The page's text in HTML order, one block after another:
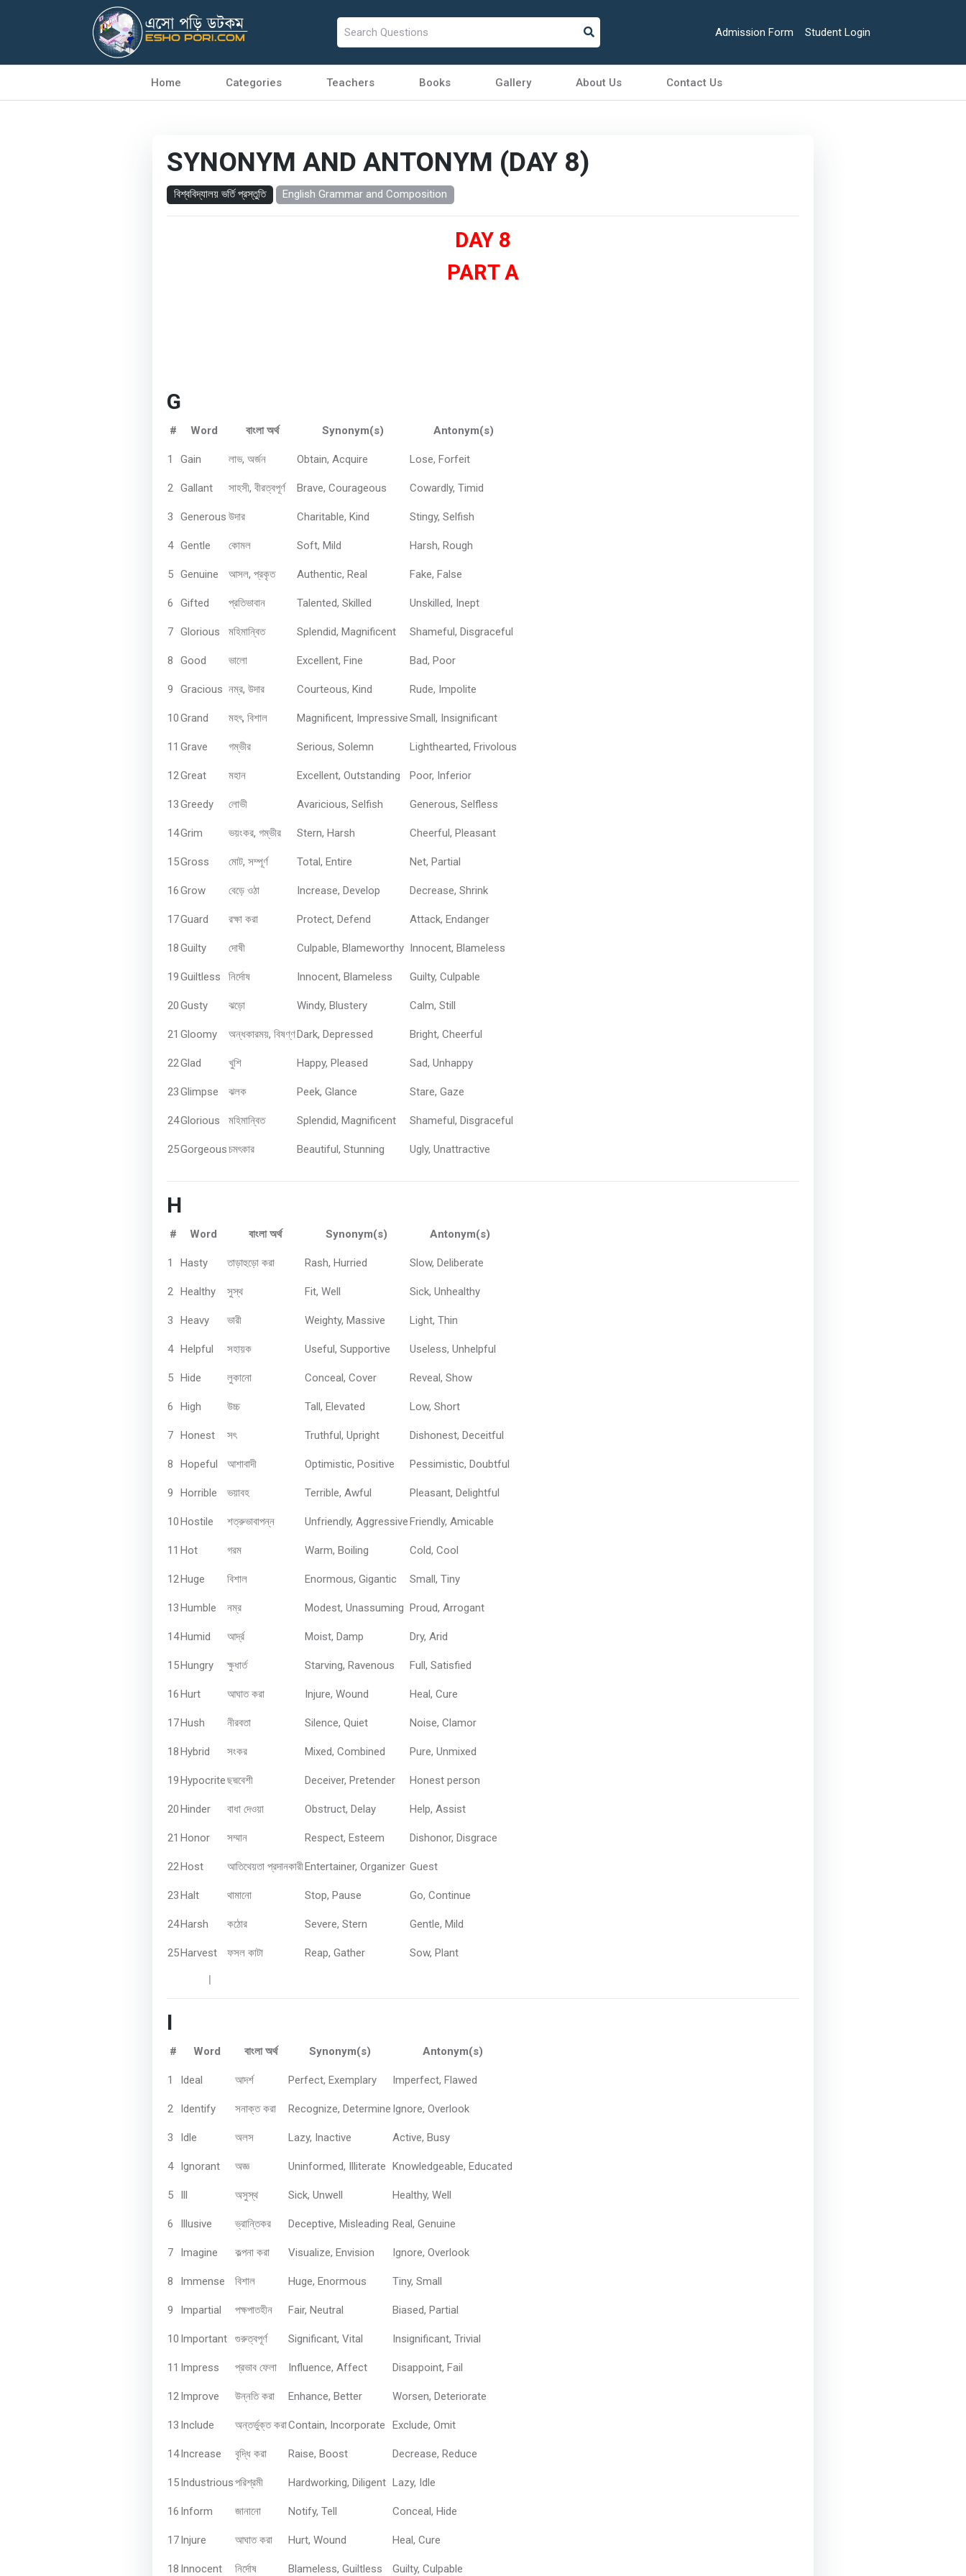
Admission Form Student Login
Home Categories Teachers Books Gallery About Us Contact Us
SYNONYM AND ANTONYM (DAY 8)
বিশ্ববিদ্যালয় ভর্তি প্রস্তুতি English Grammar and Composition
DAY 8
PART A
G
# Word বাংলা অর্থ Synonym(s) Antonym(s)
1 Gain লাভ, অর্জন Obtain, Acquire Lose, Forfeit
2 Gallant সাহসী, বীরত্বপূর্ণ Brave, Courageous Cowardly, Timid
3 Generous উদার Charitable, Kind Stingy, Selfish
4 Gentle কোমল Soft, Mild Harsh, Rough
5 Genuine আসল, প্রকৃত Authentic, Real Fake, False
6 Gifted প্রতিভাবান Talented, Skilled Unskilled, Inept
7 Glorious মহিমান্বিত Splendid, Magnificent Shameful, Disgraceful
8 Good ভালো Excellent, Fine Bad, Poor
9 Gracious নম্র, উদার Courteous, Kind Rude, Impolite
10Grand মহৎ, বিশাল Magnificent, ImpressiveSmall, Insignificant
11 Grave গম্ভীর Serious, Solemn Lighthearted, Frivolous
12Great মহান Excellent, Outstanding Poor, Inferior
13Greedy লোভী Avaricious, Selfish Generous, Selfless
14Grim ভয়ংকর, গম্ভীর Stern, Harsh Cheerful, Pleasant
15Gross মোট, সম্পূর্ণ Total, Entire Net, Partial
16Grow বেড়ে ওঠা Increase, Develop Decrease, Shrink
17Guard রক্ষা করা Protect, Defend Attack, Endanger
18Guilty দোষী Culpable, Blameworthy Innocent, Blameless
19Guiltless নির্দোষ Innocent, Blameless Guilty, Culpable
20Gusty ঝড়ো Windy, Blustery Calm, Still
21 Gloomy অন্ধকারময়, বিষণ্ণDark, Depressed Bright, Cheerful
22Glad খুশি Happy, Pleased Sad, Unhappy
23Glimpse ঝলক Peek, Glance Stare, Gaze
24Glorious মহিমান্বিত Splendid, Magnificent Shameful, Disgraceful
25Gorgeousচমৎকার Beautiful, Stunning Ugly, Unattractive
H
# Word বাংলা অর্থ Synonym(s) Antonym(s)
1 Hasty তাড়াহুড়ো করা Rash, Hurried Slow, Deliberate
2 Healthy সুস্থ Fit, Well Sick, Unhealthy
3 Heavy ভারী Weighty, Massive Light, Thin
4 Helpful সহায়ক Useful, Supportive Useless, Unhelpful
5 Hide লুকানো Conceal, Cover Reveal, Show
6 High উচ্চ Tall, Elevated Low, Short
7 Honest সৎ Truthful, Upright Dishonest, Deceitful
8 Hopeful আশাবাদী Optimistic, Positive Pessimistic, Doubtful
9 Horrible ভয়াবহ Terrible, Awful Pleasant, Delightful
10Hostile শত্রুভাবাপন্ন Unfriendly, AggressiveFriendly, Amicable
11 Hot গরম Warm, Boiling Cold, Cool
12Huge বিশাল Enormous, Gigantic Small, Tiny
13Humble নম্র Modest, Unassuming Proud, Arrogant
14Humid আর্দ্র Moist, Damp Dry, Arid
15Hungry ক্ষুধার্ত Starving, Ravenous Full, Satisfied
16Hurt আঘাত করা Injure, Wound Heal, Cure
17Hush নীরবতা Silence, Quiet Noise, Clamor
18Hybrid সংকর Mixed, Combined Pure, Unmixed
19Hypocriteছদ্মবেশী Deceiver, Pretender Honest person
20Hinder বাধা দেওয়া Obstruct, Delay Help, Assist
21 Honor সম্মান Respect, Esteem Dishonor, Disgrace
22Host আতিথেয়তা প্রদানকারীEntertainer, Organizer Guest
23Halt থামানো Stop, Pause Go, Continue
24Harsh কঠোর Severe, Stern Gentle, Mild
25Harvest ফসল কাটা Reap, Gather Sow, Plant
I
# Word বাংলা অর্থ Synonym(s) Antonym(s)
1 Ideal আদর্শ Perfect, Exemplary Imperfect, Flawed
2 Identify সনাক্ত করা Recognize, Determine Ignore, Overlook
3 Idle অলস Lazy, Inactive Active, Busy
4 Ignorant অজ্ঞ Uninformed, Illiterate Knowledgeable, Educated
5 Ill অসুস্থ Sick, Unwell Healthy, Well
6 Illusive ভ্রান্তিকর Deceptive, Misleading Real, Genuine
7 Imagine কল্পনা করা Visualize, Envision Ignore, Overlook
8 Immense বিশাল Huge, Enormous Tiny, Small
9 Impartial পক্ষপাতহীন Fair, Neutral Biased, Partial
10 Important গুরুত্বপূর্ণ Significant, Vital Insignificant, Trivial
11 Impress প্রভাব ফেলা Influence, Affect Disappoint, Fail
12 Improve উন্নতি করা Enhance, Better Worsen, Deteriorate
13 Include অন্তর্ভুক্ত করাContain, Incorporate Exclude, Omit
14Increase বৃদ্ধি করা Raise, Boost Decrease, Reduce
15Industriousপরিশ্রমী Hardworking, Diligent Lazy, Idle
16 Inform জানানো Notify, Tell Conceal, Hide
17Injure আঘাত করা Hurt, Wound Heal, Cure
18 Innocent নির্দোষ Blameless, Guiltless Guilty, Culpable